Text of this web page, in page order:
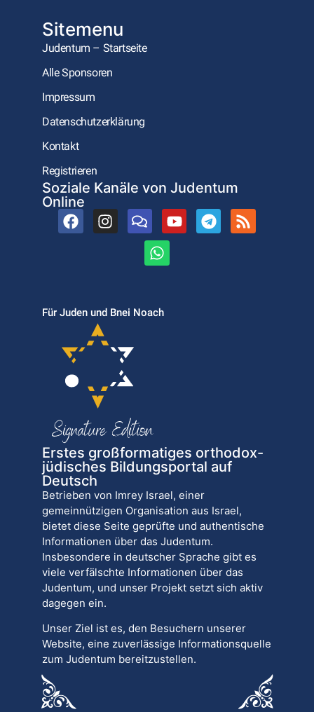
Sitemenu
Judentum – Startseite
Alle Sponsoren
Impressum
Datenschutzerklärung
Kontakt
Registrieren
Soziale Kanäle von Judentum
Online
Für Juden und Bnei Noach
Erstes großformatiges orthodox-
jüdisches Bildungsportal auf
Deutsch
Betrieben von Imrey Israel, einer
gemeinnützigen Organisation aus Israel,
bietet diese Seite geprüfte und authentische
Informationen über das Judentum.
Insbesondere in deutscher Sprache gibt es
viele verfälschte Informationen über das
Judentum, und unser Projekt setzt sich aktiv
dagegen ein.
Unser Ziel ist es, den Besuchern unserer
Website, eine zuverlässige Informationsquelle
zum Judentum bereitzustellen.